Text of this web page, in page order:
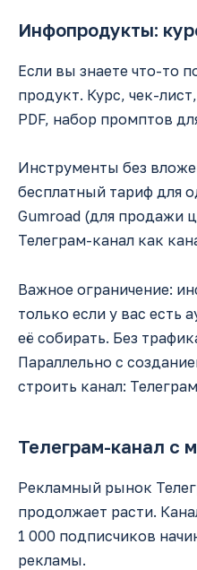
Инфопродукты:
Если вы знаете что-то
продукт. Курс, чек-
PDF, набор промптов
Инструменты без
бесплатный тариф для
Gumroad (для продажи
Телеграм-канал как
Важное ограничение:
только если у вас есть
её собирать. Без
Параллельно с
строить канал:
Телеграм-канал с
Рекламный рынок
продолжает расти.
1 000 подписчиков
рекламы.